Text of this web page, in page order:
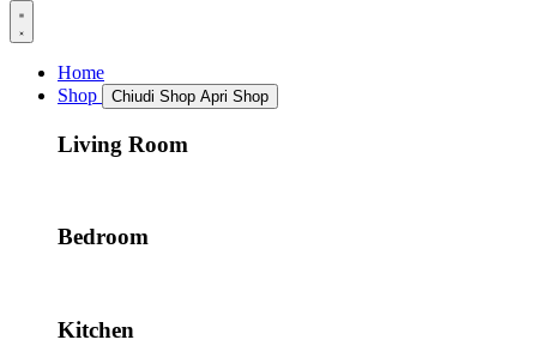
Home
Shop
Chiudi Shop Apri Shop
Living Room
Bedroom
Kitchen